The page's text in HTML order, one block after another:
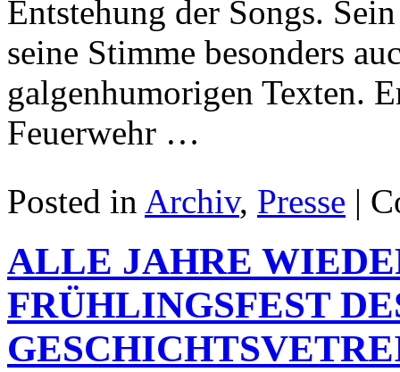
Entstehung der Songs.
seine Stimme besonders
galgenhumorigen Texten.
Feuerwehr …
Posted in Archiv, Presse |
ALLE JAHRE
FRÜHLINGSFEST